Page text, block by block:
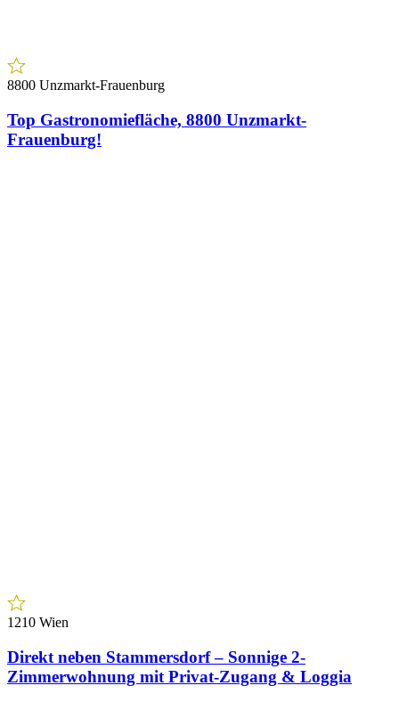
8800 Unzmarkt-Frauenburg
Top Gastronomiefläche, 8800 Unzmarkt-
Frauenburg!
1210 Wien
Direkt neben Stammersdorf – Sonnige 2-
Zimmerwohnung mit Privat-Zugang & Loggia